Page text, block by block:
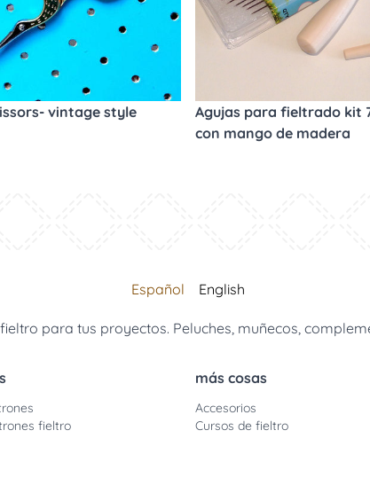
vintage style
Agujas para fieltrado kit
con mango de madera
Español English
para tus proyectos. Peluches, muñecos,
fieltro
más cosas
Accesorios
Cursos de fieltro